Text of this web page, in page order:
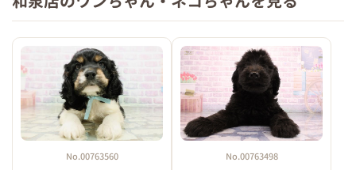
No.00763560 No.00763498